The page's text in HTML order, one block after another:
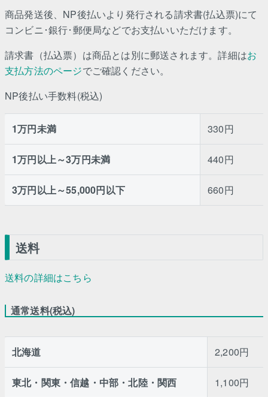
商品発送後、NP後払いより発行される請求書(払込票)にて
コンビニ･銀行･郵便局などでお支払いいただけます。
請求書（払込票）は商品とは別に郵送されます。詳細はお
支払方法のページでご確認ください。
NP後払い手数料(税込)
1万円未満 330円
1万円以上～3万円未満 440円
3万円以上～55,000円以下 660円
送料
送料の詳細はこちら
通常送料(税込)
北海道 2,200円
東北・関東・信越・中部・北陸・関西 1,100円